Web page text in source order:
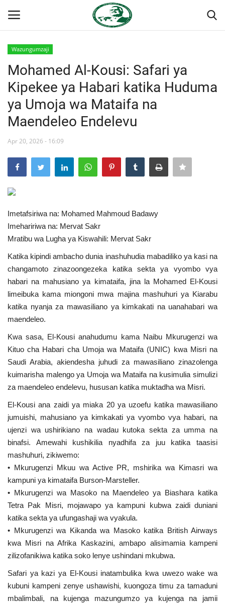
Nyumba
Jukwaa la Nasser la Kimataifa
Wasiliana
Onyesho la Majaribio
Misri
Timu yetu
Urithi wa Nasser
Habari
Harakati ya Nasser kwa Vijana
Kanuni na Masharti ya Udhamini wa
Nasser
Udhamini wa Nasser
Nyaraka na Marejeleo
Waanzilishi
Raia wa ulimwengu mzima
Nyaraka
Nafasi
Video
Wadhamini
Wazungumzaji
Mohamed Al-Kousi: Safari ya
Kipekee ya Habari katika Huduma
ya Umoja wa Mataifa na
Maendeleo Endelevu
Apr 20, 2026 - 16:09
Imetafsiriwa na: Mohamed Mahmoud Badawy
Imehaririwa na: Mervat Sakr
Mratibu wa Lugha ya Kiswahili: Mervat Sakr
Katika kipindi ambacho dunia inashuhudia mabadiliko ya kasi na
changamoto zinazoongezeka katika sekta ya vyombo vya
habari na mahusiano ya kimataifa, jina la Mohamed El-Kousi
limeibuka kama miongoni mwa majina mashuhuri ya Kiarabu
katika nyanja za mawasiliano ya kimkakati na uanahabari wa
maendeleo.
Kwa sasa, El-Kousi anahudumu kama Naibu Mkurugenzi wa
Kituo cha Habari cha Umoja wa Mataifa (UNIC) kwa Misri na
Saudi Arabia, akiendesha juhudi za mawasiliano zinazolenga
kuimarisha malengo ya Umoja wa Mataifa na kusimulia simulizi
za maendeleo endelevu, hususan katika muktadha wa Misri.
El-Kousi ana zaidi ya miaka 20 ya uzoefu katika mawasiliano
jumuishi, mahusiano ya kimkakati ya vyombo vya habari, na
ujenzi wa ushirikiano na wadau kutoka sekta za umma na
binafsi. Amewahi kushikilia nyadhifa za juu katika taasisi
mashuhuri, zikiwemo:
• Mkurugenzi Mkuu wa Active PR, mshirika wa Kimasri wa
kampuni ya kimataifa Burson-Marsteller.
• Mkurugenzi wa Masoko na Maendeleo ya Biashara katika
Tetra Pak Misri, mojawapo ya kampuni kubwa zaidi duniani
katika sekta ya ufungashaji wa vyakula.
• Mkurugenzi wa Kikanda wa Masoko katika British Airways
kwa Misri na Afrika Kaskazini, ambapo alisimamia kampeni
zilizofanikiwa katika soko lenye ushindani mkubwa.
Safari ya kazi ya El-Kousi inatambulika kwa uwezo wake wa
kubuni kampeni zenye ushawishi, kuongoza timu za tamaduni
mbalimbali, na kujenga mazungumzo ya kujenga na jamii